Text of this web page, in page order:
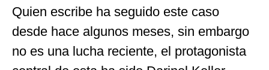
Quien escribe ha seguido este caso
desde hace algunos meses, sin embargo
no es una lucha reciente, el protagonista